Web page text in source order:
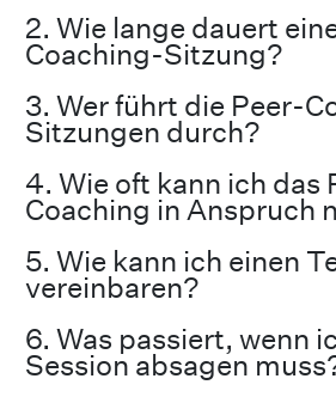
2. Wie lange dauert
Coaching-Sitzung?
3. Wer führt die Peer-
Sitzungen durch?
4. Wie oft kann ich das
Coaching in Anspruch
5. Wie kann ich einen
vereinbaren?
6. Was passiert, wenn
Session absagen